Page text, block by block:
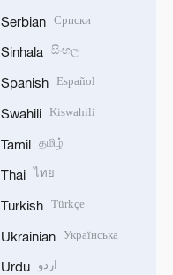
Serbian Српски
Sinhala සිංහල
Spanish Español
Swahili Kiswahili
Tamil தமிழ்
Thai ไทย
Turkish Türkçe
Ukrainian Українська
Urdu اردو